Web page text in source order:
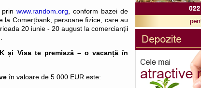
www.random.org , conform bazei de
la Comerțbank, persoane fizice, care au
20 iunie - 20 august la comercianții
și Visa te premiază – o vacanță în
în valoare de 5 000 EUR este: